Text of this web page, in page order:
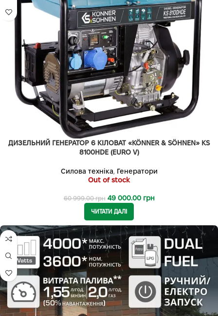
ДИЗЕЛЬНИЙ ГЕНЕРАТОР 6 КІЛОВАТ «KÖNNER & SÖHNEN» KS
8100HDE (EURO V)
Силова техніка, Генератори
Out of stock
60 999.00грн 49 000.00 грн
ЧИТАТИ ДАЛІ